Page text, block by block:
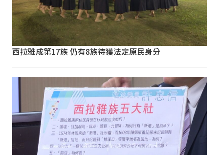
西拉雅成第17族 仍有8族待獲法定原民身分